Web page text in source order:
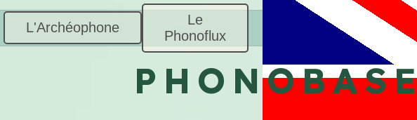
L'Archéophone
Le
Phonoflux
P H O N O B A S E